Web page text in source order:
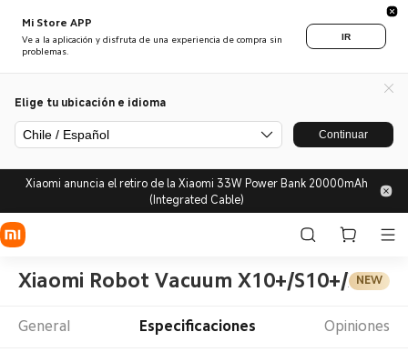
Mi Store APP
Ve a la aplicación y disfruta de una experiencia de compra sin
problemas.
IR
Elige tu ubicación e idioma
Chile / Español Continuar
Xiaomi anuncia el retiro de la Xiaomi 33W Power Bank 20000mAh
(Integrated Cable)
Xiaomi Robot Vacuum X10+/S10+/ NEW
General Especificaciones Opiniones